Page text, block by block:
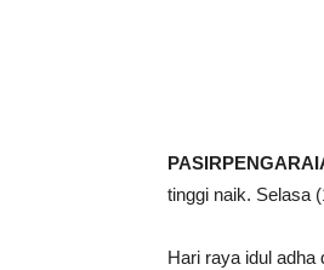
tinggi naik. Selasa
Hari raya idul adha